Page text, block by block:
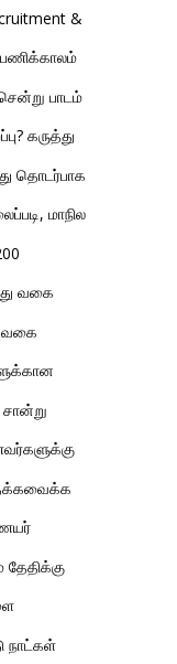
&
பணிக்காலம்
பாடம்
கருத்து
தொடர்பாக
மாநில
வகை
வகை
சான்று
நாட்கள்